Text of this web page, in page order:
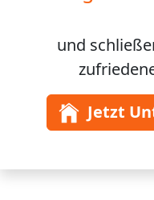
und
Jetzt